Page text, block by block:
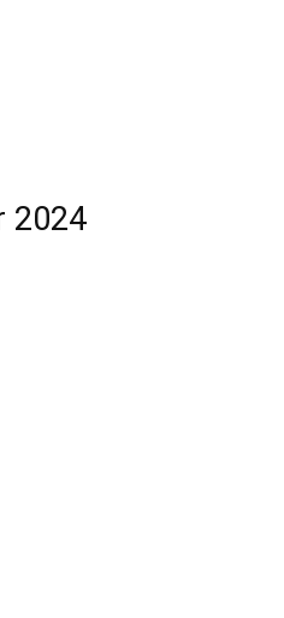
2024